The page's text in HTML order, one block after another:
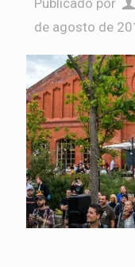
Publicado por
de agosto de